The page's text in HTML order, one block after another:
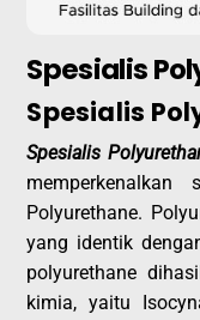
Spesialis
Spesialis
Spesialis
Polyurethane.
yang identik
polyurethane
kimia, yaitu